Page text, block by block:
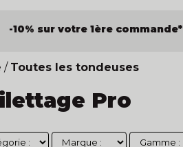
-10% sur votre 1ère commande*
/ Toutes les tondeuses
Pro